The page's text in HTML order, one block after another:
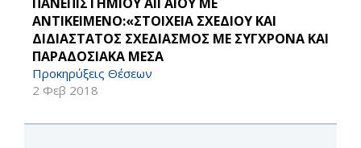
ΑΝΤΙΚΕΙΜΕΝΟ:«ΣΤΟΙΧΕΙΑ ΣΧΕΔΙΟΥ ΚΑΙ
ΔΙΔΙΑΣΤΑΤΟΣ ΣΧΕΔΙΑΣΜΟΣ ΜΕ ΣΥΓΧΡΟΝΑ ΚΑΙ
ΠΑΡΑΔΟΣΙΑΚΑ ΜΕΣΑ
Προκηρύξεις Θέσεων
2 Φεβ 2018